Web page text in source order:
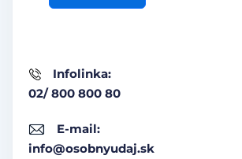
Infolinka:
02/ 800 800 80
E-mail:
info@osobnyudaj.sk